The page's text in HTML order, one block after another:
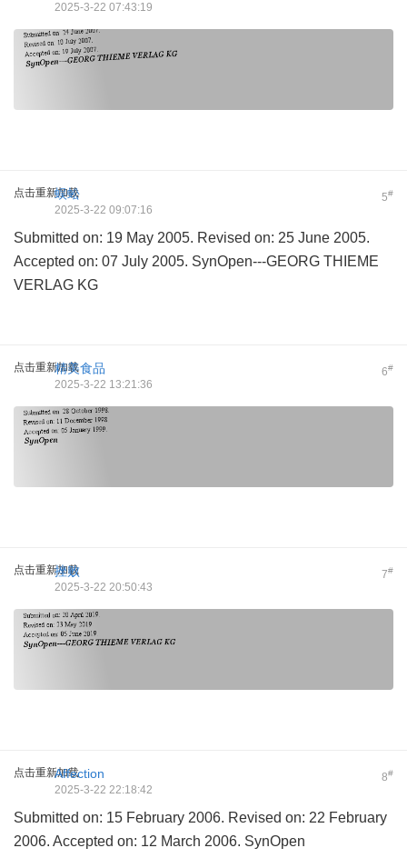
2025-3-22 07:43:19
点击重新加载 5#
蜈蚣
2025-3-22 09:07:16
Submitted on: 19 May 2005. Revised on: 25 June 2005.
Accepted on: 07 July 2005. SynOpen---GEORG THIEME
VERLAG KG
点击重新加载 6#
精美食品
2025-3-22 13:21:36
点击重新加载 7#
挫败
2025-3-22 20:50:43
点击重新加载 8#
Affection
2025-3-22 22:18:42
Submitted on: 15 February 2006. Revised on: 22 February
2006. Accepted on: 12 March 2006. SynOpen